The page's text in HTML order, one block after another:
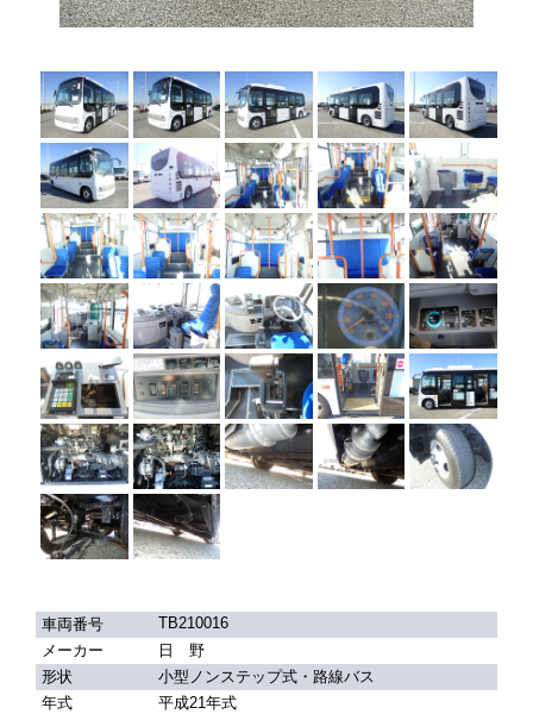
車両番号
TB210016
メーカー
日 野
形状
小型ノンステップ式・路線バス
年式
平成21年式